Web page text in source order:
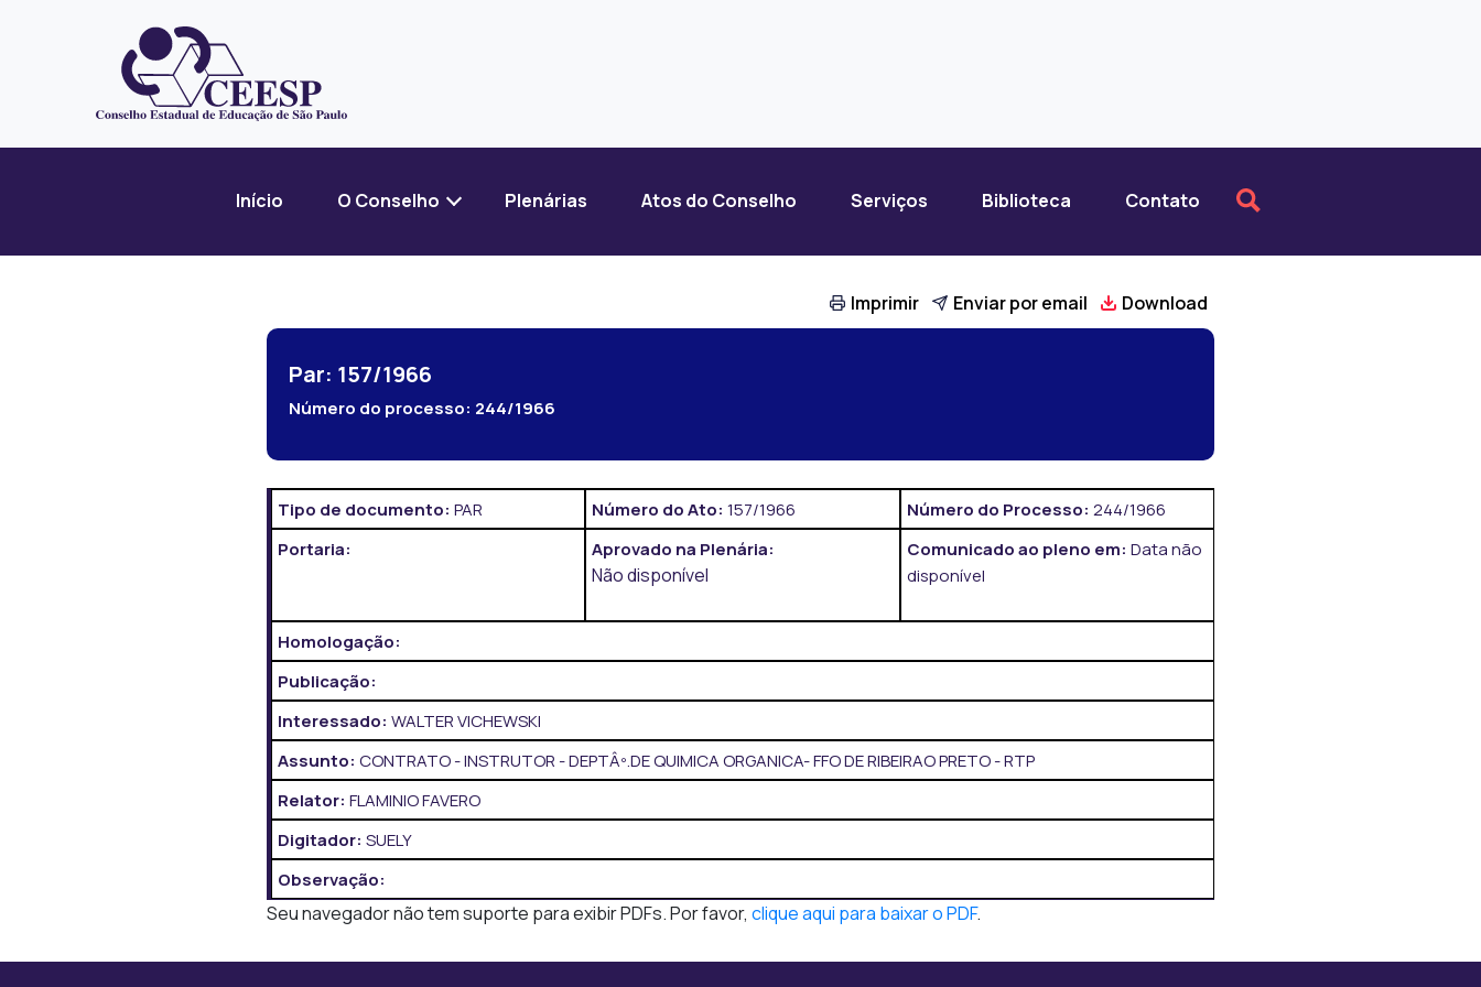
Início O Conselho Plenárias Atos do Conselho Serviços Biblioteca Contato
Imprimir Enviar por email Download
Par: 157/1966
Número do processo: 244/1966
Tipo de documento: PAR Número do Ato: 157/1966 Número do Processo: 244/1966
Portaria:
Aprovado na Plenária:
Não disponível
Comunicado ao pleno em: Data não
disponível
Homologação:
Publicação:
Interessado: WALTER VICHEWSKI
Assunto: CONTRATO - INSTRUTOR - DEPTÂº.DE QUIMICA ORGANICA- FFO DE RIBEIRAO PRETO - RTP
Relator: FLAMINIO FAVERO
Digitador: SUELY
Observação:
Seu navegador não tem suporte para exibir PDFs. Por favor, clique aqui para baixar o PDF.